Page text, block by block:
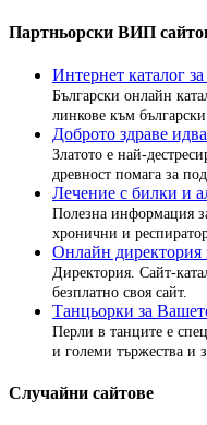
Партньорски ВИП
Интернет каталог
Български онлайн
линкове към български
Доброто здраве
Златото е най-
древност помага за
Лечение с билки и
Полезна информация
хронични и
Онлайн директория
Директория. Сайт-
безплатно своя сайт.
Танцьорки за
Перли в танците е
и големи тържества и з
Случайни сайтове